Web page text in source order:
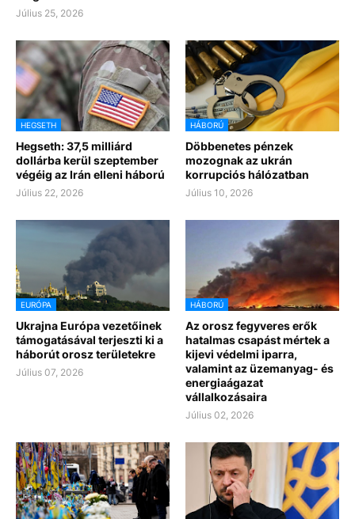
Július 25, 2026
HEGSETH
Hegseth: 37,5 milliárd
dollárba kerül szeptember
végéig az Irán elleni háború
Július 22, 2026
HÁBORÚ
Döbbenetes pénzek
mozognak az ukrán
korrupciós hálózatban
Július 10, 2026
EURÓPA
Ukrajna Európa vezetőinek
támogatásával terjeszti ki a
háborút orosz területekre
Július 07, 2026
HÁBORÚ
Az orosz fegyveres erők
hatalmas csapást mértek a
kijevi védelmi iparra,
valamint az üzemanyag- és
energiaágazat
vállalkozásaira
Július 02, 2026